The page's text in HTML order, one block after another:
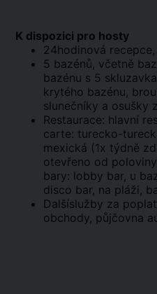
K dispozici pro hosty
24hodinová
5 bazénů, včetně
bazénu s 5
krytého bazénu,
slunečníky a osušky
Restaurace: hlavní
carte: turecko-
mexická (1x týdně
otevřeno od
bary: lobby bar, u
disco bar, na pláži,
Dalšíslužby za
obchody, půjčovna